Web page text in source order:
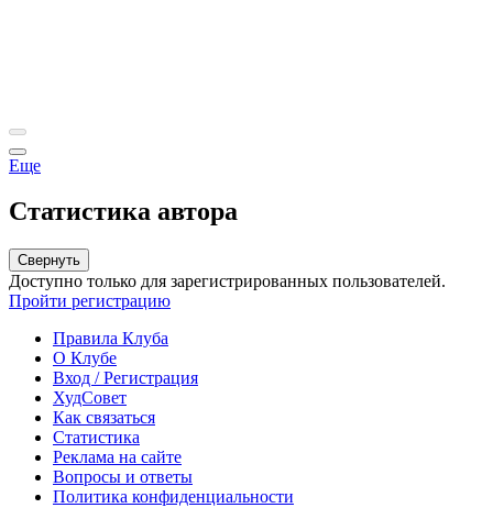
Еще
Статистика автора
Свернуть
Доступно только для зарегистрированных пользователей.
Пройти регистрацию
Правила Клуба
О Клубе
Вход / Регистрация
ХудСовет
Как связаться
Статистика
Реклама на сайте
Вопросы и ответы
Политика конфиденциальности